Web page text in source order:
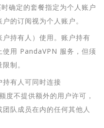
确定的套餐指定为个人账户
的订阅视为个人账户。
持有人）使用。账户持有
使用 PandaVPN 服务，但须
制。
有人可同时连接
度不提供额外的用户许可，
队成员在内的任何其他人